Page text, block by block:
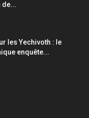
de...
les Yechivoth : le
enquête...